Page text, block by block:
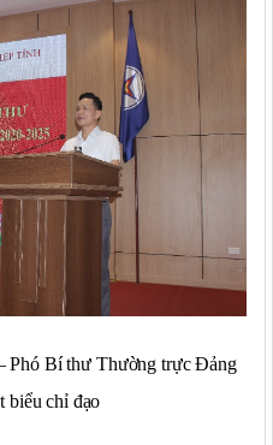
Phó Bí thư Thường trực Đảng
biểu chỉ đạo